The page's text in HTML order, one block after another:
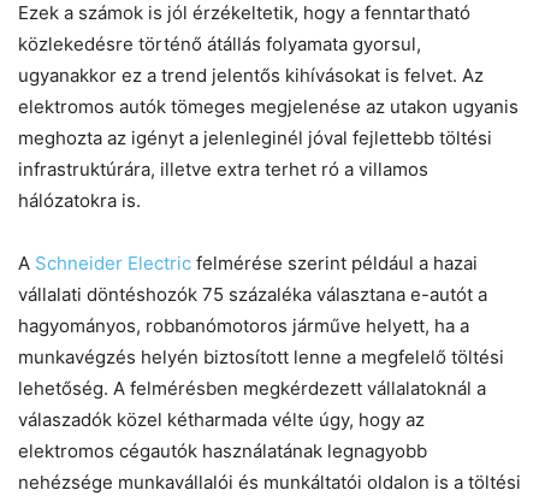
Ezek a számok is jól érzékeltetik, hogy a fenntartható
közlekedésre történő átállás folyamata gyorsul,
ugyanakkor ez a trend jelentős kihívásokat is felvet. Az
elektromos autók tömeges megjelenése az utakon ugyanis
meghozta az igényt a jelenleginél jóval fejlettebb töltési
infrastruktúrára, illetve extra terhet ró a villamos
hálózatokra is.
A Schneider Electric felmérése szerint például a hazai
vállalati döntéshozók 75 százaléka választana e-autót a
hagyományos, robbanómotoros járműve helyett, ha a
munkavégzés helyén biztosított lenne a megfelelő töltési
lehetőség. A felmérésben megkérdezett vállalatoknál a
válaszadók közel kétharmada vélte úgy, hogy az
elektromos cégautók használatának legnagyobb
nehézsége munkavállalói és munkáltatói oldalon is a töltési